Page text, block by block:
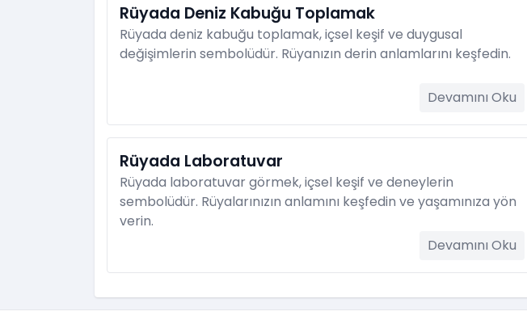
Rüyada Deniz Kabuğu Toplamak
Rüyada deniz kabuğu toplamak, içsel keşif ve duygusal
değişimlerin sembolüdür. Rüyanızın derin anlamlarını keşfedin.
Devamını Oku
Rüyada Laboratuvar
Rüyada laboratuvar görmek, içsel keşif ve deneylerin
sembolüdür. Rüyalarınızın anlamını keşfedin ve yaşamınıza yön
verin.
Devamını Oku